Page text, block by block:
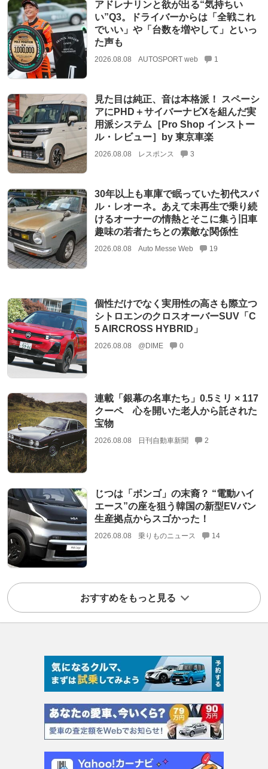
アドレナリンと欲が出る“気持ちい
い”Q3。ドライバーからは「全戦これ
でいい」や「台数を増やして」といっ
た声も
2026.08.08 AUTOSPORT web 1
見た目は純正、音は本格派！ スペーシ
アにPHD＋サイバーナビXを組んだ実
用派システム［Pro Shop インストー
ル・レビュー］by 東京車楽
2026.08.08 レスポンス 3
30年以上も車庫で眠っていた初代スバ
ル・レオーネ。あえて未再生で乗り続
けるオーナーの情熱とそこに集う旧車
趣味の若者たちとの素敵な関係性
2026.08.08 Auto Messe Web 19
個性だけでなく実用性の高さも際立つ
シトロエンのクロスオーバーSUV「C
5 AIRCROSS HYBRID」
2026.08.08 @DIME 0
連載「銀幕の名車たち」0.5ミリ × 117
クーペ 心を開いた老人から託された
宝物
2026.08.08 日刊自動車新聞 2
じつは「ボンゴ」の末裔？ “電動ハイ
エース”の座を狙う韓国の新型EVバン
生産拠点からスゴかった！
2026.08.08 乗りものニュース 14
おすすめをもっと見る